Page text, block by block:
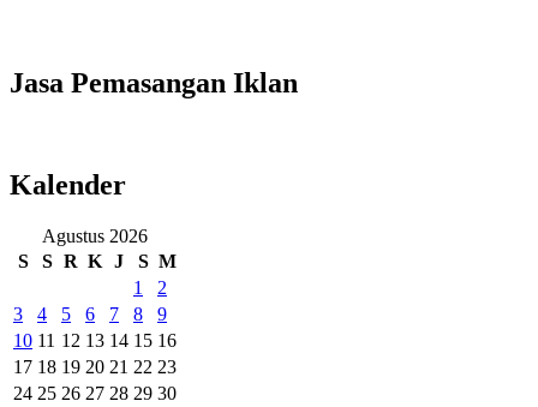
Jasa Pemasangan Iklan
Kalender
Agustus 2026
S
S R K J S M
1
2
3
4 5 6 7 8
9
10 11 12 13 14 15 16
17 18 19 20 21 22 23
24 25 26 27 28 29 30